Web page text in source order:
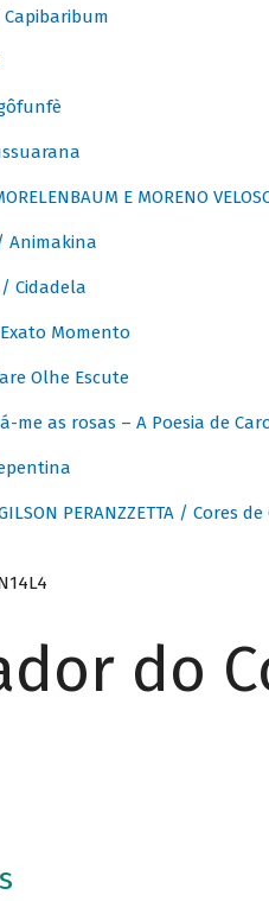
Capibaribum
E MORENO
/ Animakina
/ Cidadela
Momento
Olhe Escute
me as rosas – A Poesia de
PERANZZETTA / Cores
do